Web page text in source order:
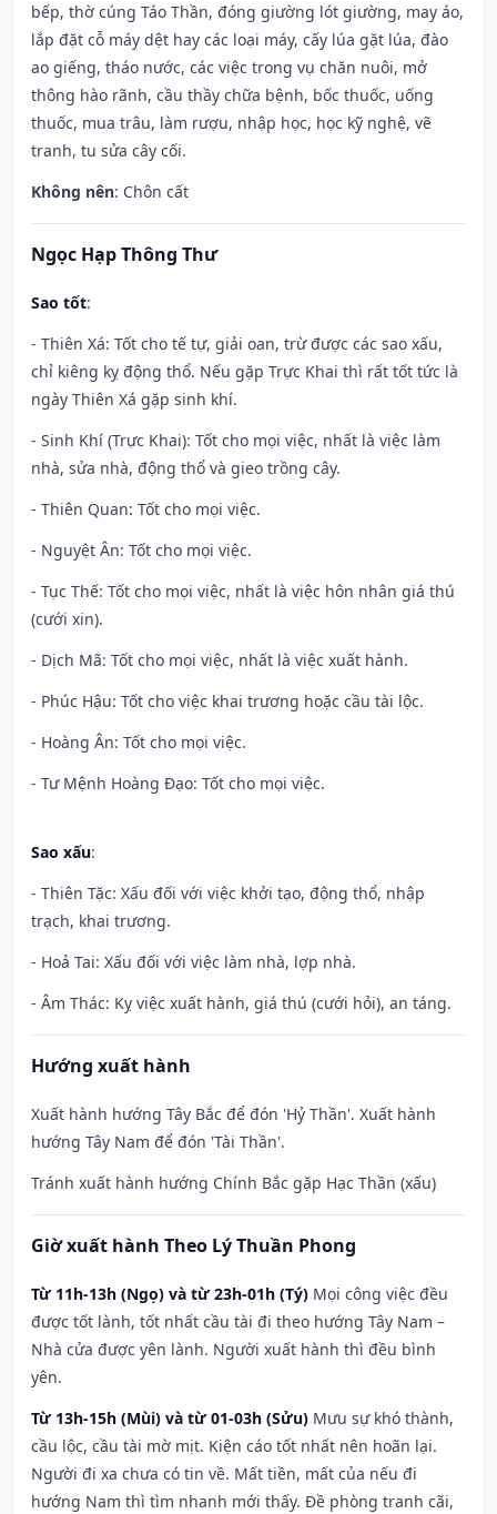
bếp, thờ cúng Táo Thần, đóng giường lót giường, may áo,
lắp đặt cỗ máy dệt hay các loại máy, cấy lúa gặt lúa, đào
ao giếng, tháo nước, các việc trong vụ chăn nuôi, mở
thông hào rãnh, cầu thầy chữa bệnh, bốc thuốc, uống
thuốc, mua trâu, làm rượu, nhập học, học kỹ nghệ, vẽ
tranh, tu sửa cây cối.
Không nên: Chôn cất
Ngọc Hạp Thông Thư
Sao tốt:
- Thiên Xá: Tốt cho tế tự, giải oan, trừ được các sao xấu,
chỉ kiêng kỵ động thổ. Nếu gặp Trực Khai thì rất tốt tức là
ngày Thiên Xá gặp sinh khí.
- Sinh Khí (Trực Khai): Tốt cho mọi việc, nhất là việc làm
nhà, sửa nhà, động thổ và gieo trồng cây.
- Thiên Quan: Tốt cho mọi việc.
- Nguyệt Ân: Tốt cho mọi việc.
- Tục Thế: Tốt cho mọi việc, nhất là việc hôn nhân giá thú
(cưới xin).
- Dịch Mã: Tốt cho mọi việc, nhất là việc xuất hành.
- Phúc Hậu: Tốt cho việc khai trương hoặc cầu tài lộc.
- Hoàng Ân: Tốt cho mọi việc.
- Tư Mệnh Hoàng Đạo: Tốt cho mọi việc.
Sao xấu:
- Thiên Tặc: Xấu đối với việc khởi tạo, động thổ, nhập
trạch, khai trương.
- Hoả Tai: Xấu đối với việc làm nhà, lợp nhà.
- Âm Thác: Kỵ việc xuất hành, giá thú (cưới hỏi), an táng.
Hướng xuất hành
Xuất hành hướng Tây Bắc để đón 'Hỷ Thần'. Xuất hành
hướng Tây Nam để đón 'Tài Thần'.
Tránh xuất hành hướng Chính Bắc gặp Hạc Thần (xấu)
Giờ xuất hành Theo Lý Thuần Phong
Từ 11h-13h (Ngọ) và từ 23h-01h (Tý) Mọi công việc đều
được tốt lành, tốt nhất cầu tài đi theo hướng Tây Nam –
Nhà cửa được yên lành. Người xuất hành thì đều bình
yên.
Từ 13h-15h (Mùi) và từ 01-03h (Sửu) Mưu sự khó thành,
cầu lộc, cầu tài mờ mịt. Kiện cáo tốt nhất nên hoãn lại.
Người đi xa chưa có tin về. Mất tiền, mất của nếu đi
hướng Nam thì tìm nhanh mới thấy. Đề phòng tranh cãi,